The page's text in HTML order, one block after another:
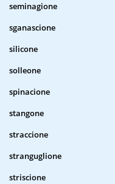
seminagione
sganascione
silicone
solleone
spinacione
stangone
straccione
stranguglione
striscione